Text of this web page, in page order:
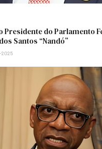
Presidente do Parlamento
Santos “Nandó”
2025